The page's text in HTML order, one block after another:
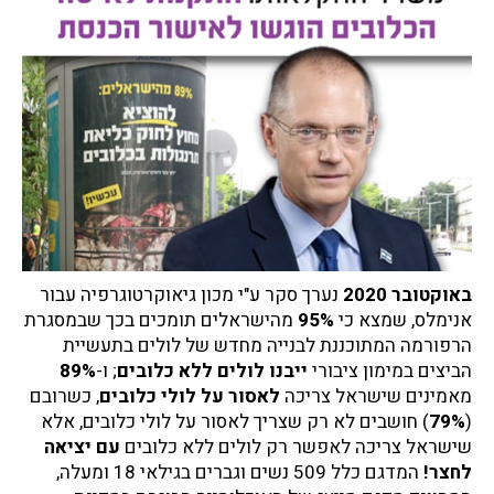
באוקטובר 2020 נערך סקר ע"י מכון גיאוקרטוגרפיה עבור
אנימלס, שמצא כי
מהישראלים תומכים בכך שבמסגרת
הרפורמה המתוכננת לבנייה מחדש של לולים בתעשיית
הביצים במימון ציבורי ייבנו לולים ללא כלובים; ו-89%
מאמינים שישראל צריכה לאסור על לולי כלובים, כשרובם
(
79%) חושבים לא רק שצריך לאסור על לולי כלובים, אלא
שישראל צריכה לאפשר רק לולים ללא כלובים עם יציאה
לחצר!
המדגם כלל 509 נשים וגברים בגילאי 18 ומעלה,